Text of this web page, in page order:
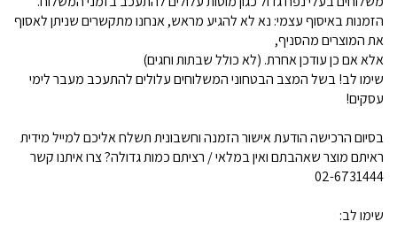
הזמנות באיסוף עצמי: נא לא להגיע מראש, אנחנו מתקשרים שניתן לאסוף
את המוצרים מהסניף,
אלא אם כן עודכן אחרת. (לא כולל שבתות וחגים)
שימו לב! בשל המצב הבטחוני המשלוחים עלולים להתעכב מעבר לימי
עסקים!
בסיום הרכישה הודעת אישור הזמנה וחשבונית תשלח אליכם למייל מידית
ראיתם מוצר שאהבתם ואין במלאי / רציתם כמות גדולה? צרו איתנו קשר
02-6731444
שימו לב: